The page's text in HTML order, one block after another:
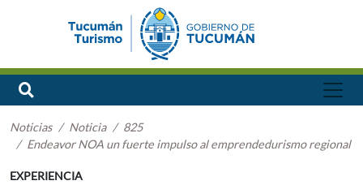
Noticias Noticia
825
Endeavor NOA un fuerte impulso al emprendedurismo regional
EXPERIENCIA